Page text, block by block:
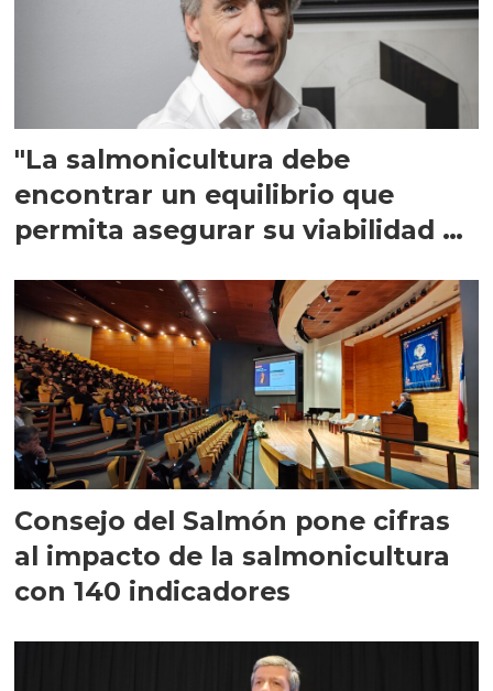
"La salmonicultura debe
encontrar un equilibrio que
permita asegurar su viabilidad de
Consejo del Salmón pone cifras
al impacto de la salmonicultura
con 140 indicadores